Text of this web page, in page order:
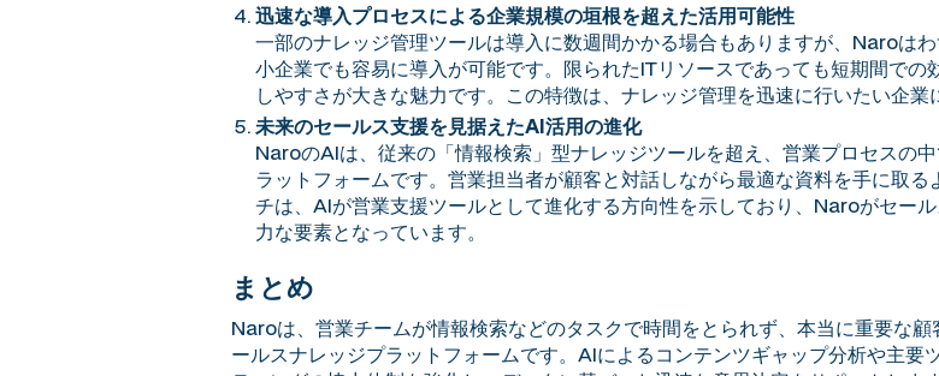
迅速な導入プロセスによる企業規模の垣根を超えた活用可能性
一部のナレッジ管理ツールは導入に数週間かかる場合もありますが、Naroは
小企業でも容易に導入が可能です。限られたITリソースであっても短期間で
しやすさが大きな魅力です。この特徴は、ナレッジ管理を迅速に行いたい企業
未来のセールス支援を見据えたAI活用の進化
NaroのAIは、従来の「情報検索」型ナレッジツールを超え、営業プロセスの
ラットフォームです。営業担当者が顧客と対話しながら最適な資料を手に取
チは、AIが営業支援ツールとして進化する方向性を示しており、Naroがセー
力な要素となっています。
まとめ
Naroは、営業チームが情報検索などのタスクで時間をとられず、本当に重要な
ールスナレッジプラットフォームです。AIによるコンテンツギャップ分析や主